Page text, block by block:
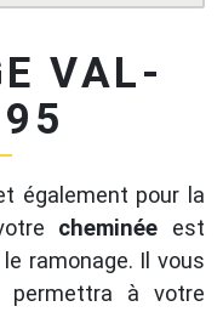
VAL-
également pour la
cheminée est
ramonage. Il vous
à votre